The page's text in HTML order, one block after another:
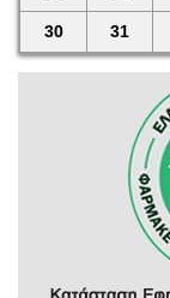
30 31